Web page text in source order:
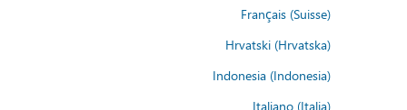
Français (Suisse)
Hrvatski (Hrvatska)
Indonesia (Indonesia)
Italiano (Italia)